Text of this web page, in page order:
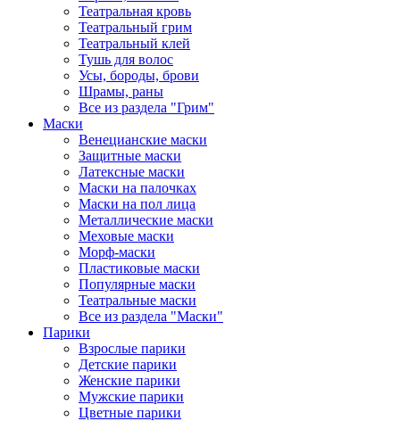
Театральная кровь
Театральный грим
Театральный клей
Тушь для волос
Усы, бороды, брови
Шрамы, раны
Все из раздела "Грим"
Маски
Венецианские маски
Защитные маски
Латексные маски
Маски на палочках
Маски на пол лица
Металлические маски
Меховые маски
Морф-маски
Пластиковые маски
Популярные маски
Театральные маски
Все из раздела "Маски"
Парики
Взрослые парики
Детские парики
Женские парики
Мужские парики
Цветные парики